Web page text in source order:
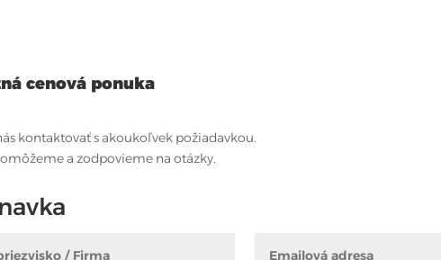
cenová ponuka
kontaktovať s akoukoľvek požiadavkou.
a zodpovieme na otázky.